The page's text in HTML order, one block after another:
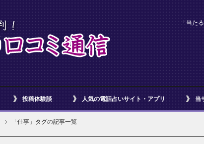
「当た
投稿体験談 人気の電話占いサイト・アプリ 当
「仕事」タグの記事一覧